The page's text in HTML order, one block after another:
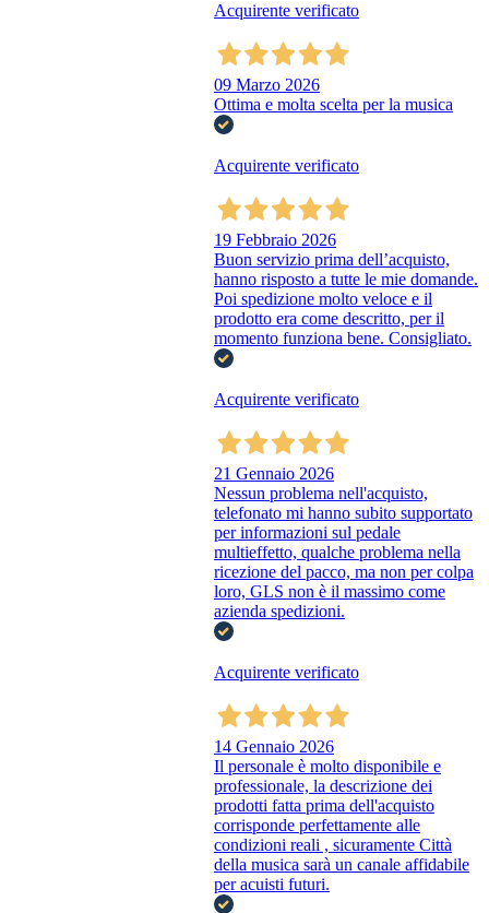
Acquirente verificato
09 Marzo 2026
Ottima e molta scelta per la musica
Acquirente verificato
19 Febbraio 2026
Buon servizio prima dell’acquisto,
hanno risposto a tutte le mie domande.
Poi spedizione molto veloce e il
prodotto era come descritto, per il
momento funziona bene. Consigliato.
Acquirente verificato
21 Gennaio 2026
Nessun problema nell'acquisto,
telefonato mi hanno subito supportato
per informazioni sul pedale
multieffetto, qualche problema nella
ricezione del pacco, ma non per colpa
loro, GLS non è il massimo come
azienda spedizioni.
Acquirente verificato
14 Gennaio 2026
Il personale è molto disponibile e
professionale, la descrizione dei
prodotti fatta prima dell'acquisto
corrisponde perfettamente alle
condizioni reali , sicuramente Città
della musica sarà un canale affidabile
per acuisti futuri.